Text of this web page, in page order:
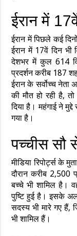
ईरान में
ईरान में पिछले कई
ईरान में 17वें दिन
देशभर में कुल 614
प्रदर्शन करीब 187
ईरान के सर्वोच्च नेता
की मौत हो रही है,
दिया है। महंगाई ने
गया है।
पच्चीस सौ
मीडिया रिपोर्ट्स के
दौरान करीब 2,500
बच्चे भी शामिल है।
पुष्टि हुई है। इसके
सदस्य भी मारे गए हैं,
भी शामिल हैं।